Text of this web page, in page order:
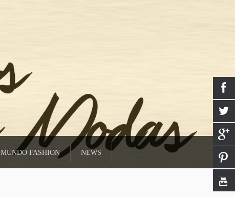
MUNDO FASHION NEWS